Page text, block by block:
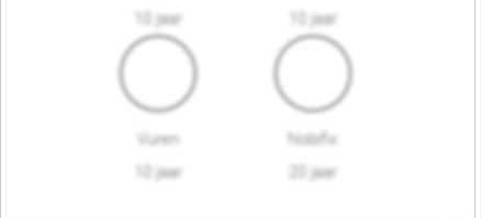
10 jaar
10 jaar
Vuren
10 jaar
Nobifix
20 jaar